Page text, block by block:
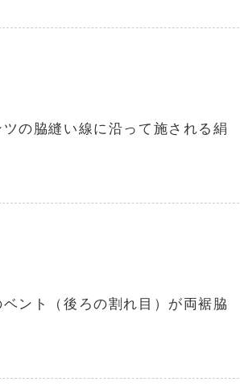
の脇縫い線に沿って施される絹
ント（後ろの割れ目）が両裾脇